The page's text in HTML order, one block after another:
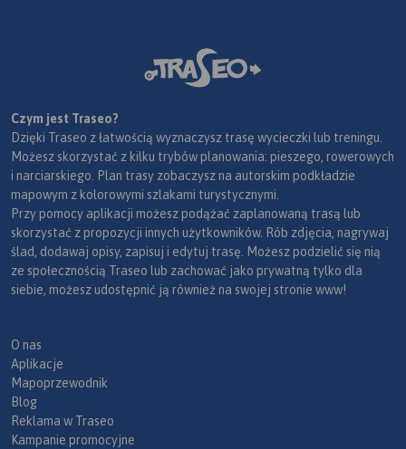
Czym jest Traseo?
Dzięki Traseo z łatwością wyznaczysz trasę wycieczki lub treningu.
Możesz skorzystać z kilku trybów planowania: pieszego, rowerowych
i narciarskiego. Plan trasy zobaczysz na autorskim podkładzie
mapowym z kolorowymi szlakami turystycznymi.
Przy pomocy aplikacji możesz podążać zaplanowaną trasą lub
skorzystać z propozycji innych użytkowników. Rób zdjęcia, nagrywaj
ślad, dodawaj opisy, zapisuj i edytuj trasę. Możesz podzielić się nią
ze społecznością Traseo lub zachować jako prywatną tylko dla
siebie, możesz udostępnić ją również na swojej stronie www!
O nas
Aplikacje
Mapoprzewodnik
Blog
Reklama w Traseo
Kampanie promocyjne